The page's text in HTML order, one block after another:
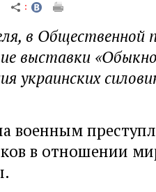
в Общественной
выставки
украинских
военным
в отношении